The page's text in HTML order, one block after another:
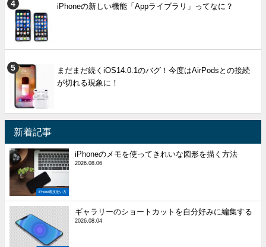
iPhoneの新しい機能「Appライブラリ」ってなに？
まだまだ続くiOS14.0.1のバグ！今度はAirPodsとの接続
が切れる現象に！
新着記事
iPhone裏技使い方
iPhoneのメモを使ってきれいな図形を描く方法
2026.08.06
ギャラリーのショートカットを自分好みに編集する
2026.08.04